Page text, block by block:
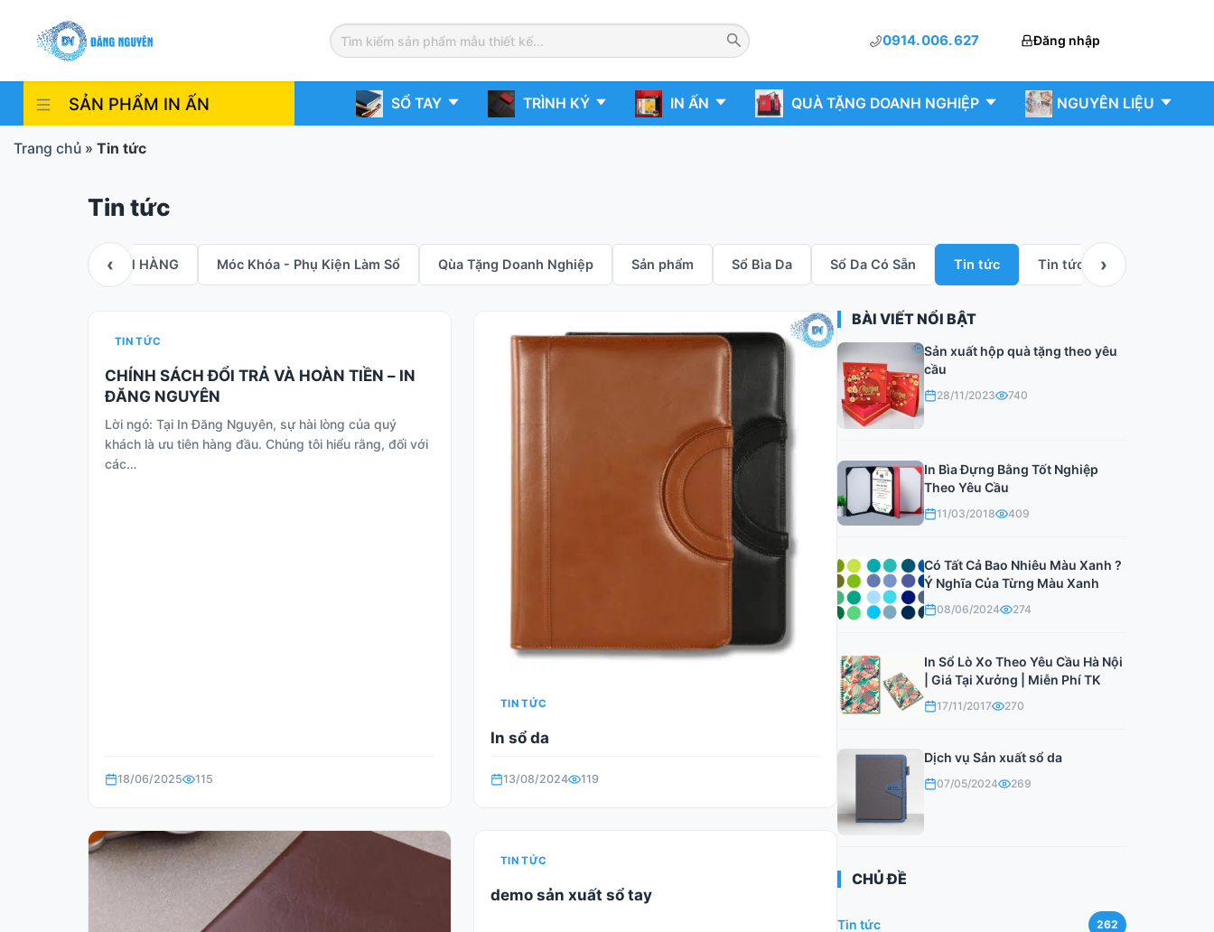
content
0914. 006. 627 Đăng nhập
SẢN PHẨM IN ẤN SỔ TAY TRÌNH KÝ IN ẤN QUÀ TẶNG DOANH NGHIỆP NGUYÊN LIỆU
Trang chủ » Tin tức
Tin tức
‹
KHÁCH HÀNG Móc Khóa - Phụ Kiện Làm Sổ Qùa Tặng Doanh Nghiệp Sản phẩm Sổ Bìa Da Sổ Da Có Sẵn Tin tức Tin tức và sự kiện
›
TIN TỨC
CHÍNH SÁCH ĐỔI TRẢ VÀ HOÀN TIỀN – IN
ĐĂNG NGUYÊN
Lời ngỏ: Tại In Đăng Nguyên, sự hài lòng của quý
khách là ưu tiên hàng đầu. Chúng tôi hiểu rằng, đối với
các…
18/06/2025 115
TIN TỨC
In sổ da
13/08/2024 119
TIN TỨC
demo sản xuất sổ tay
BÀI VIẾT NỔI BẬT
Sản xuất hộp quà tặng theo yêu
cầu
28/11/2023 740
In Bìa Đựng Bằng Tốt Nghiệp
Theo Yêu Cầu
11/03/2018 409
Có Tất Cả Bao Nhiêu Màu Xanh ?
Ý Nghĩa Của Từng Màu Xanh
08/06/2024 274
In Sổ Lò Xo Theo Yêu Cầu Hà Nội
| Giá Tại Xưởng | Miễn Phí TK
17/11/2017 270
Dịch vụ Sản xuất sổ da
07/05/2024 269
CHỦ ĐỀ
Tin tức 262